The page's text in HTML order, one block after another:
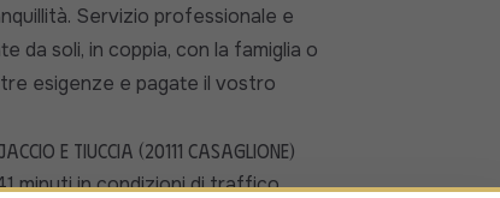
Servizio professionale e
da soli, in coppia, con la famiglia o
esigenze e pagate il vostro
e Tiuccia (20111 Casaglione)
minuti in condizioni di traffico